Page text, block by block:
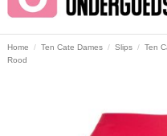
Home Ten Cate Dames Slips Ten
Rood